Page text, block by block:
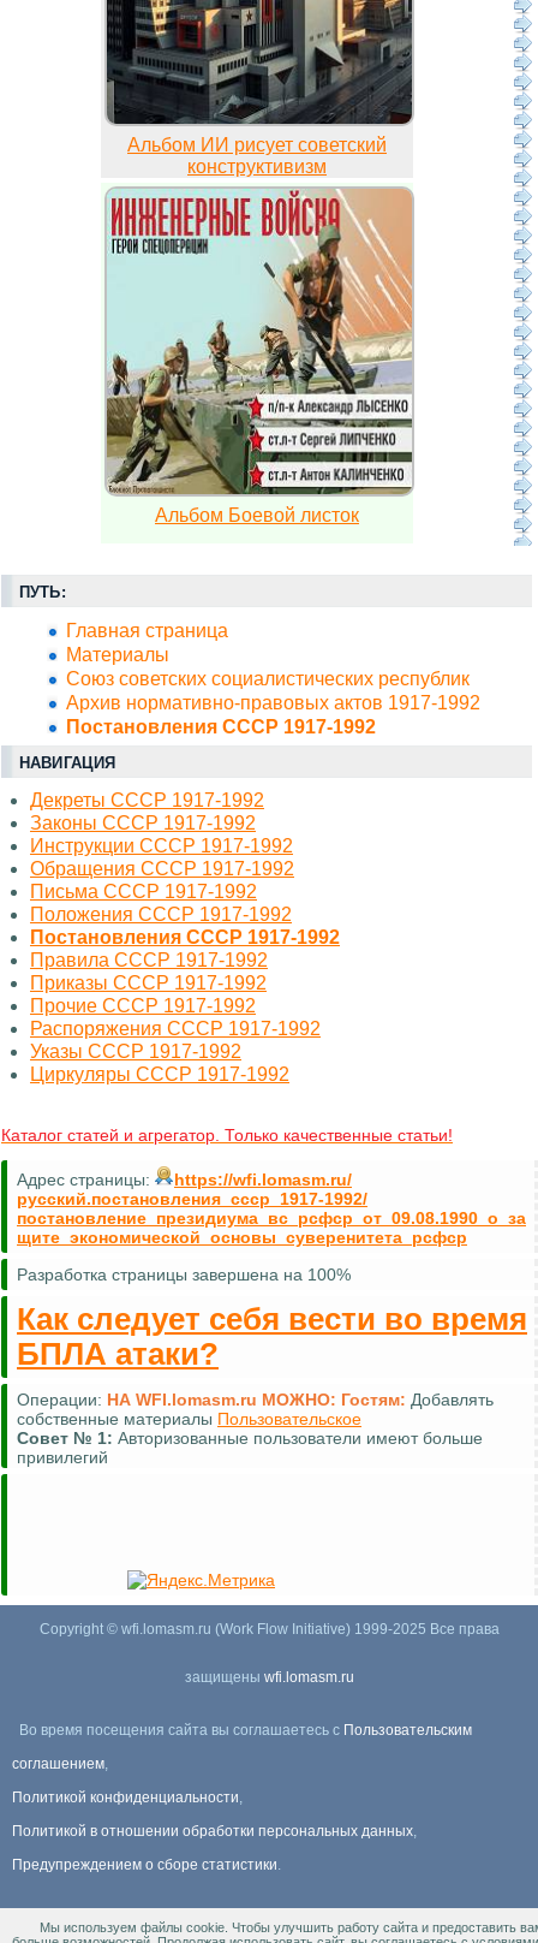
Альбом ИИ рисует советский
конструктивизм
Альбом Боевой листок
ПУТЬ:
Главная страница
Материалы
Союз советских социалистических республик
Архив нормативно-правовых актов 1917-1992
Постановления СССР 1917-1992
НАВИГАЦИЯ
Декреты СССР 1917-1992
Законы СССР 1917-1992
Инструкции СССР 1917-1992
Обращения СССР 1917-1992
Письма СССР 1917-1992
Положения СССР 1917-1992
Постановления СССР 1917-1992
Правила СССР 1917-1992
Приказы СССР 1917-1992
Прочие СССР 1917-1992
Распоряжения СССР 1917-1992
Указы СССР 1917-1992
Циркуляры СССР 1917-1992
Каталог статей и агрегатор. Только качественные статьи!
Адрес страницы:
https://wfi.lomasm.ru/
русский.постановления_ссср_1917-1992/
постановление_президиума_вс_рсфср_от_09.08.1990_о_за
щите_экономической_основы_суверенитета_рсфср
Разработка страницы завершена на 100%
Как следует себя вести во время
БПЛА атаки?
Операции: НА WFI.lomasm.ru МОЖНО: Гостям: Добавлять
собственные материалы Пользовательское
Совет № 1: Авторизованные пользователи имеют больше
привилегий
Copyright © wfi.lomasm.ru (Work Flow Initiative) 1999-2025 Все права
защищены wfi.lomasm.ru
Во время посещения сайта вы соглашаетесь с Пользовательским
соглашением,
Политикой конфиденциальности,
Политикой в отношении обработки персональных данных,
Предупреждением о сборе статистики.
Информация Для правообладателей.
Мы используем файлы cookie. Чтобы улучшить работу сайта и предоставить